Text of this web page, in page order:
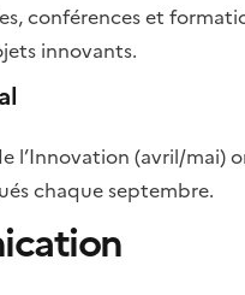
conférences et
innovants.
l’Innovation (avril/mai)
chaque septembre.